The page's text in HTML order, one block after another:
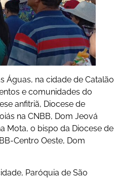
Águas, na cidade de Catalão
e comunidades do
anfitriã, Diocese de
na CNBB, Dom Jeová
Mota, o bispo da Diocese de
Centro Oeste, Dom
Paróquia de São